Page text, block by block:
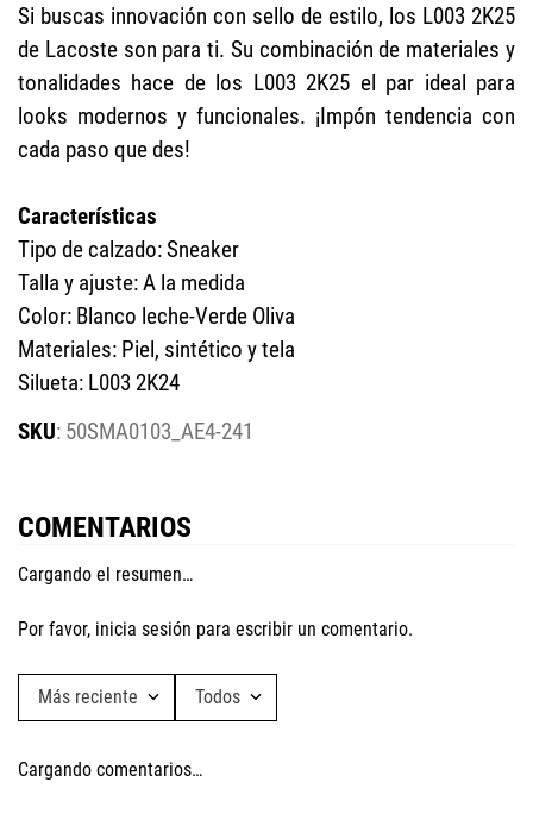
Si buscas innovación con sello de estilo, los L003 2K25
de Lacoste son para ti. Su combinación de materiales y
tonalidades hace de los L003 2K25 el par ideal para
looks modernos y funcionales. ¡Impón tendencia con
cada paso que des!
Características
Tipo de calzado: Sneaker
Talla y ajuste: A la medida
Color: Blanco leche-Verde Oliva
Materiales: Piel, sintético y tela
Silueta: L003 2K24
: 50SMA0103_AE4-241
COMENTARIOS
Cargando el resumen…
Por favor, inicia sesión para escribir un comentario.
Más reciente Todos
Cargando comentarios…